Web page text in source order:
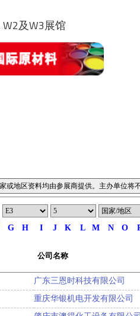
W2及W3展馆